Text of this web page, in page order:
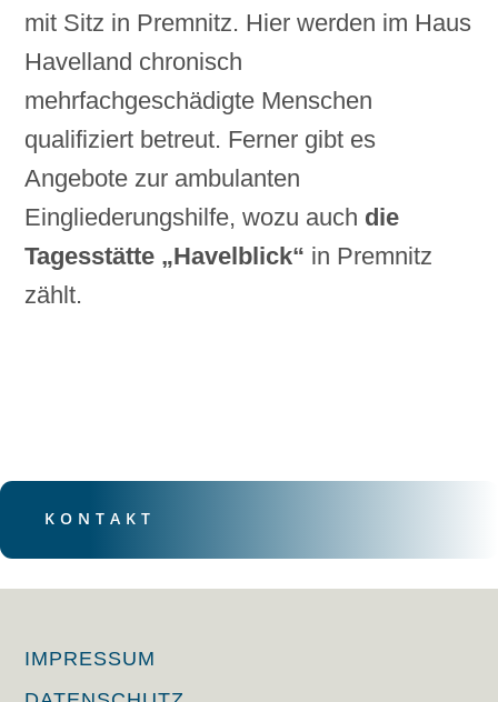
mit Sitz in Premnitz. Hier werden im Haus
Havelland chronisch
mehrfachgeschädigte Menschen
qualifiziert betreut. Ferner gibt es
Angebote zur ambulanten
Eingliederungshilfe, wozu auch die
Tagesstätte „Havelblick“ in Premnitz
zählt.
KONTAKT
IMPRESSUM